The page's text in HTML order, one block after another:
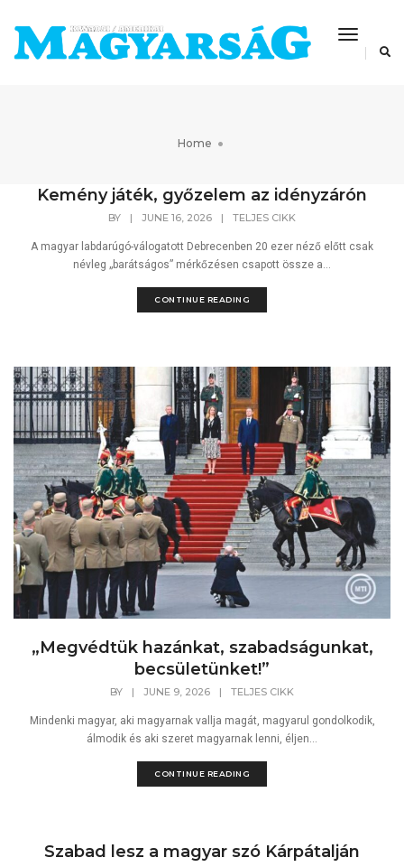
Toggle
Home
Kemény játék, győzelem az idényzárón
BY | JUNE 16, 2026 | TELJES CIKK
A magyar labdarúgó-válogatott Debrecenben 20 ezer néző előtt csak
névleg „barátságos” mérkőzésen csapott össze a...
CONTINUE READING
„Megvédtük hazánkat, szabadságunkat,
becsületünket!”
BY | JUNE 9, 2026 | TELJES CIKK
Mindenki magyar, aki magyarnak vallja magát, magyarul gondolkodik,
álmodik és aki szeret magyarnak lenni, éljen...
CONTINUE READING
Szabad lesz a magyar szó Kárpátalján